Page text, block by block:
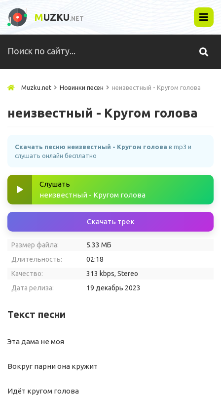
MUZKU.NET
Muzku.net Новинки песен неизвестный - Кругом голова
неизвестный - Кругом голова
Скачать песню неизвестный - Кругом голова в mp3 и
слушать онлайн бесплатно
Слушать
неизвестный - Кругом голова
Скачать трек
Размер файла:
5.33 МБ
Длительность:
02:18
Качество:
313 kbps, Stereo
Дата релиза:
19 декабрь 2023
Текст песни
Эта дама не моя
Вокруг парни она кружит
Идёт кругом голова